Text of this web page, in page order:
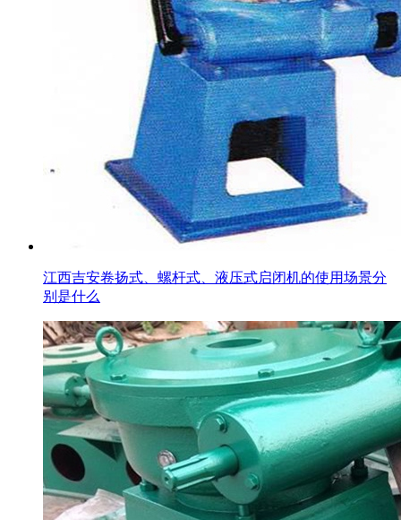
江西吉安卷扬式、螺杆式、液压式启闭机的使用场景分
别是什么